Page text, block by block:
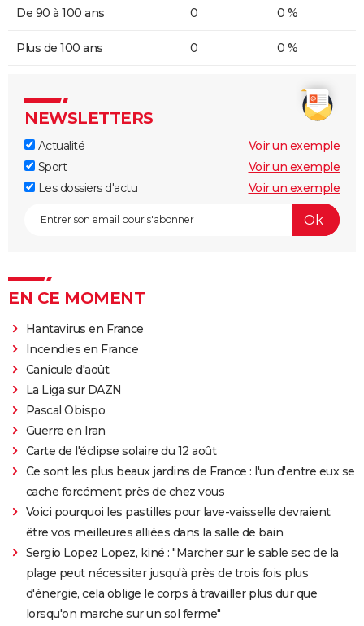
De 90 à 100 ans 0 0 %
Plus de 100 ans 0 0 %
NEWSLETTERS
Actualité
Voir un exemple
Sport
Voir un exemple
Les dossiers d'actu
Voir un exemple
EN CE MOMENT
Hantavirus en France
Incendies en France
Canicule d'août
La Liga sur DAZN
Pascal Obispo
Guerre en Iran
Carte de l'éclipse solaire du 12 août
Ce sont les plus beaux jardins de France : l'un d'entre eux se
cache forcément près de chez vous
Voici pourquoi les pastilles pour lave-vaisselle devraient
être vos meilleures alliées dans la salle de bain
Sergio Lopez Lopez, kiné : "Marcher sur le sable sec de la
plage peut nécessiter jusqu'à près de trois fois plus
d'énergie, cela oblige le corps à travailler plus dur que
lorsqu'on marche sur un sol ferme"